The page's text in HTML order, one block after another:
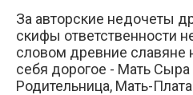
За авторские недочеты
скифы ответственности
словом древние славяне
себя дорогое - Мать
Родительница, Мать-